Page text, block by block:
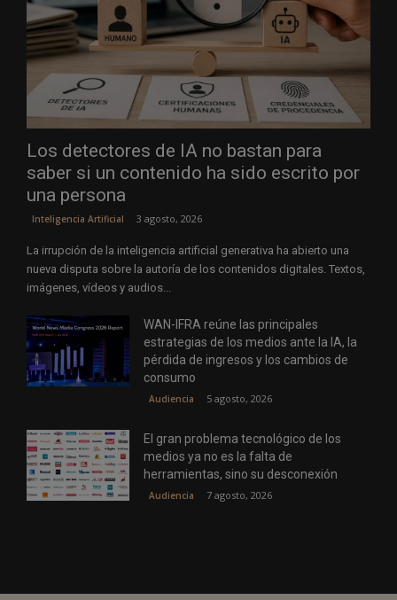
Los detectores de IA no bastan para
saber si un contenido ha sido escrito por
una persona
Inteligencia Artificial 3 agosto, 2026
La irrupción de la inteligencia artificial generativa ha abierto una
nueva disputa sobre la autoría de los contenidos digitales. Textos,
imágenes, vídeos y audios...
WAN-IFRA reúne las principales
estrategias de los medios ante la IA, la
pérdida de ingresos y los cambios de
consumo
Audiencia 5 agosto, 2026
El gran problema tecnológico de los
medios ya no es la falta de
herramientas, sino su desconexión
Audiencia 7 agosto, 2026